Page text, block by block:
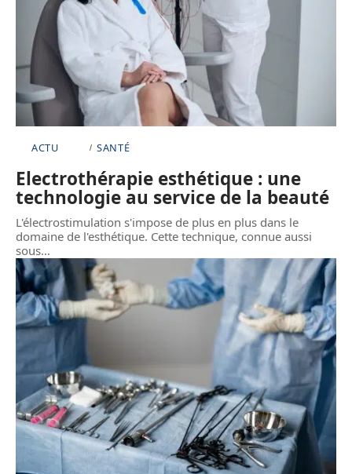
ACTU SANTÉ
Electrothérapie esthétique : une
technologie au service de la beauté
L'électrostimulation s'impose de plus en plus dans le
domaine de l'esthétique. Cette technique, connue aussi
sous…